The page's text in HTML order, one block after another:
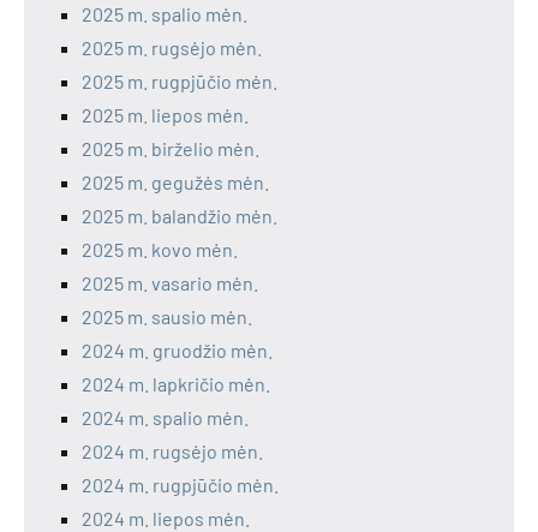
2025 m. spalio mėn.
2025 m. rugsėjo mėn.
2025 m. rugpjūčio mėn.
2025 m. liepos mėn.
2025 m. birželio mėn.
2025 m. gegužės mėn.
2025 m. balandžio mėn.
2025 m. kovo mėn.
2025 m. vasario mėn.
2025 m. sausio mėn.
2024 m. gruodžio mėn.
2024 m. lapkričio mėn.
2024 m. spalio mėn.
2024 m. rugsėjo mėn.
2024 m. rugpjūčio mėn.
2024 m. liepos mėn.